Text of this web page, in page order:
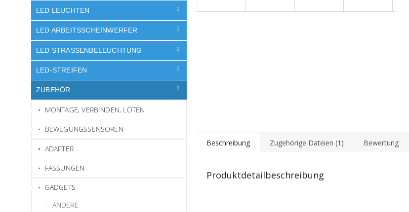
LED LEUCHTEN
LED ARBEITSSCHEINWERFER
LED STRASSENBELEUCHTUNG
LED-STREIFEN
ZUBEHÖR
MONTAGE, VERBINDEN, LÖTEN
BEWEGUNGSSENSOREN
ADAPTER
FASSUNGEN
GADGETS
ANDERE
Beschreibung Zugehörige Dateien (1) Bewertung
Produktdetailbeschreibung